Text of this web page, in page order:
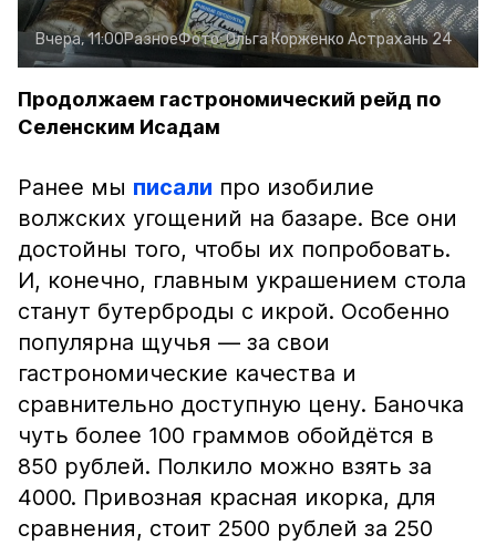
Вчера, 11:00РазноеФото:Ольга Корженко Астрахань 24
Продолжаем гастрономический рейд по
Селенским Исадам
Ранее мы писали про изобилие
волжских угощений на базаре. Все они
достойны того, чтобы их попробовать.
И, конечно, главным украшением стола
станут бутерброды с икрой. Особенно
популярна щучья — за свои
гастрономические качества и
сравнительно доступную цену. Баночка
чуть более 100 граммов обойдётся в
850 рублей. Полкило можно взять за
4000. Привозная красная икорка, для
сравнения, стоит 2500 рублей за 250